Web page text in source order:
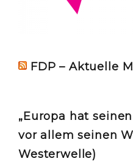
FDP – Aktuelle
„Europa hat
vor allem seinen
Westerwelle)